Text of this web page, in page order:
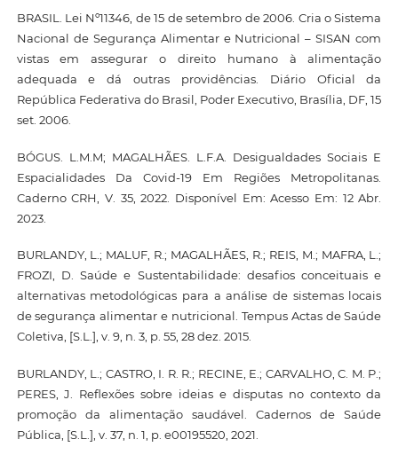
BRASIL. Lei Nº11346, de 15 de setembro de 2006. Cria o Sistema
Nacional de Segurança Alimentar e Nutricional – SISAN com
vistas em assegurar o direito humano à alimentação
adequada e dá outras providências. Diário Oficial da
República Federativa do Brasil, Poder Executivo, Brasília, DF, 15
set. 2006.
BÓGUS. L.M.M; MAGALHÃES. L.F.A. Desigualdades Sociais E
Espacialidades Da Covid-19 Em Regiões Metropolitanas.
Caderno CRH, V. 35, 2022. Disponível Em: Acesso Em: 12 Abr.
2023.
BURLANDY, L.; MALUF, R.; MAGALHÃES, R.; REIS, M.; MAFRA, L.;
FROZI, D. Saúde e Sustentabilidade: desafios conceituais e
alternativas metodológicas para a análise de sistemas locais
de segurança alimentar e nutricional. Tempus Actas de Saúde
Coletiva, [S.L.], v. 9, n. 3, p. 55, 28 dez. 2015.
BURLANDY, L.; CASTRO, I. R. R.; RECINE, E.; CARVALHO, C. M. P.;
PERES, J. Reflexões sobre ideias e disputas no contexto da
promoção da alimentação saudável. Cadernos de Saúde
Pública, [S.L.], v. 37, n. 1, p. e00195520, 2021.